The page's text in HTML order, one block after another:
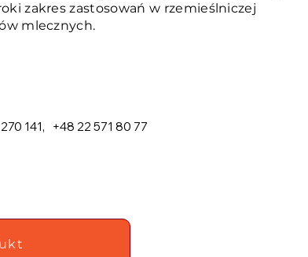
zakres zastosowań w rzemieślniczej
mlecznych.
141, +48 22 571 80 77